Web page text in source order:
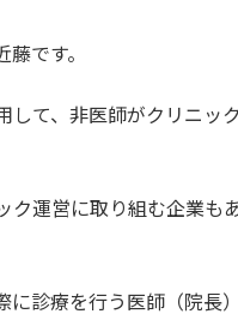
です。
して、非医師がクリニッ
ク運営に取り組む企業も
に診療を行う医師（院長